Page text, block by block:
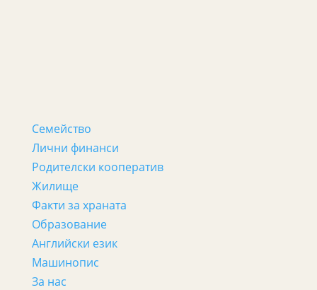
Семейство
Лични финанси
Родителски кооператив
Жилище
Факти за храната
Образование
Английски език
Машинопис
За нас